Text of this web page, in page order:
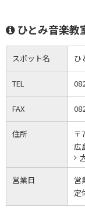
ひとみ音楽教
スポット名 ひ
TEL
FAX
住所
〒
広
営業日 営
定